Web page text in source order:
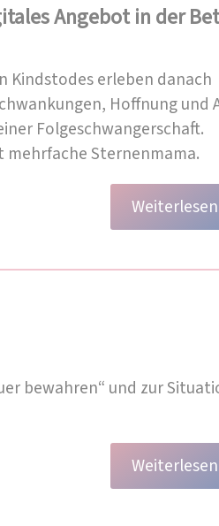
Angebot in der
Kindstodes erleben danach
Hoffnung und
Folgeschwangerschaft.
mehrfache Sternenmama.
Weiterlesen
bewahren“ und zur
Weiterlesen